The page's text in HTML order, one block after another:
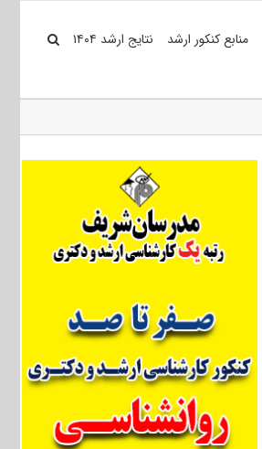
منابع کنکور ارشد نتایج ارشد ۱۴۰۴